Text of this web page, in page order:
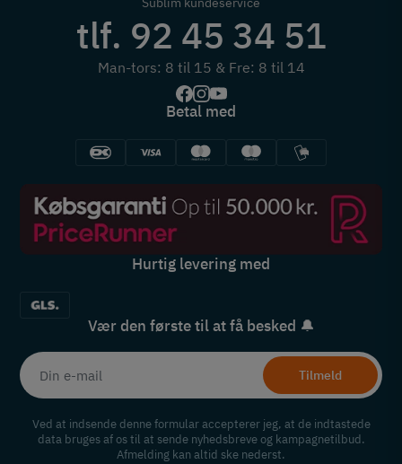
tlf. 92 45 34 51
Man-tors: 8 til 15 & Fre: 8 til 14
Betal med
Hurtig levering med
Vær den første til at få besked 🔔
Tilmeld
Ved at indsende denne formular accepterer jeg, at de indtastede
data bruges af os til at sende nyhedsbreve og kampagnetilbud.
Afmelding kan altid ske nederst.